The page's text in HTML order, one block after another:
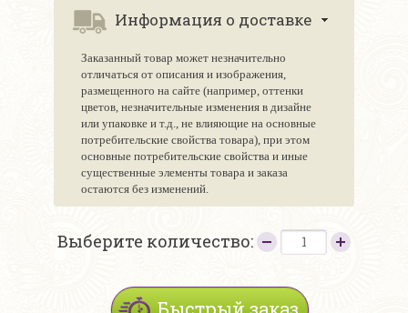
Информация о доставке
Заказанный товар может незначительно
отличаться от описания и изображения,
размещенного на сайте (например, оттенки
цветов, незначительные изменения в дизайне
или упаковке и т.д., не влияющие на основные
потребительские свойства товара), при этом
основные потребительские свойства и иные
существенные элементы товара и заказа
остаются без изменений.
Выберите количество: